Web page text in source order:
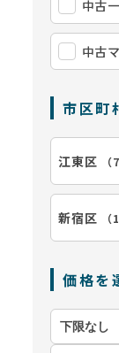
中古
中古
市区町
江東区 （
新宿区 （
価格を